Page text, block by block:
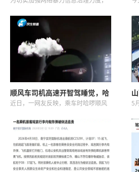
共和国网络安全法》《中华人民共和
国个人信息保护法》等法律、行政法
规，国家互联网信息办公室起草了
法
顺风车司机高速开智驾睡觉，哈
啰致歉：永久封号！
近日，一网友反映，乘车时哈啰顺风
东的陈女士称自己坐顺风车从湛江徐
闻到深圳罗湖，在车速100多的情...
5
井
场